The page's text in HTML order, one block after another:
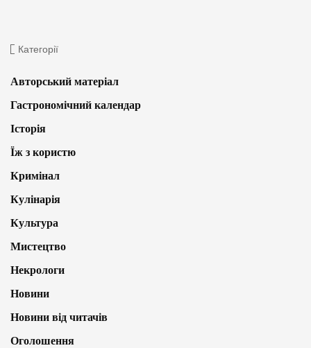
Категорії
Авторський матеріал
Гастрономічний календар
Історія
Їж з користю
Кримінал
Кулінарія
Культура
Мистецтво
Некрологи
Новини
Новини від читачів
Оголошення